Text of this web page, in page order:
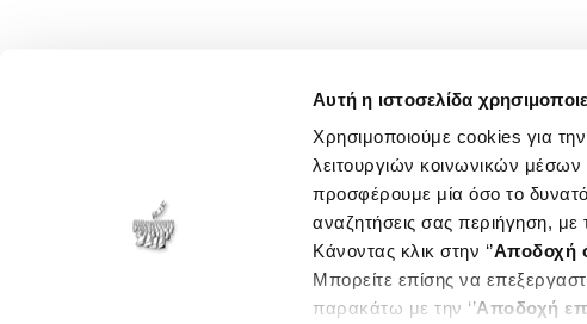
Αυτή η ιστοσελίδα
Χρησιμοποιούμε cookies για
λειτουργιών κοινωνικών μέσων
προσφέρουμε μία όσο το δυνατό
αναζητήσεις σας περιήγηση, με
Κάνοντας κλικ στην ‘’Αποδοχή
Μπορείτε επίσης να
παρακάτω με την ‘’Αποδοχή